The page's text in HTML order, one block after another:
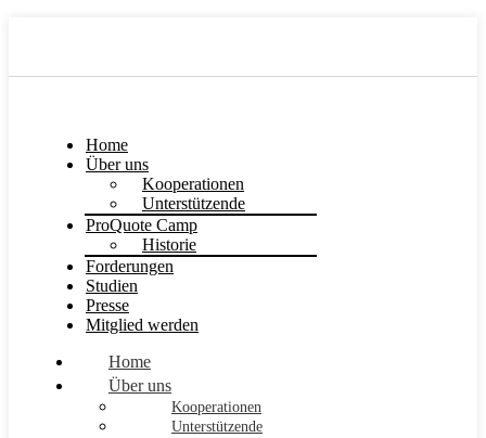
Home
Über uns
Kooperationen
Unterstützende
ProQuote Camp
Historie
Forderungen
Studien
Presse
Mitglied werden
Home
Über uns
Kooperationen
Unterstützende